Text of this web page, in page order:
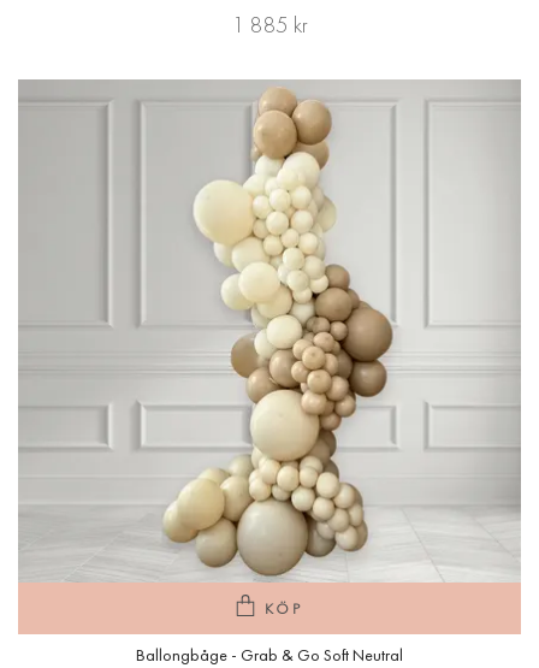
1 885 kr
KÖP
Ballongbåge - Grab & Go Soft Neutral